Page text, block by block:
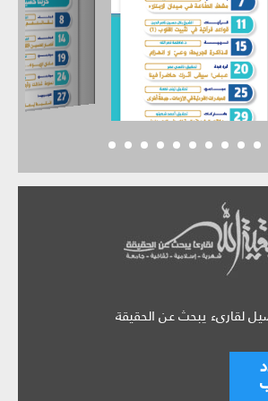
لقارىء يبحث عن الحقيقة